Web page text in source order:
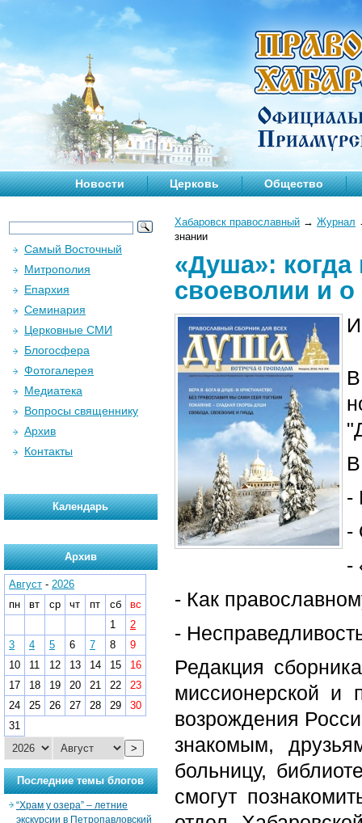
Новости Церковь Общество
Хабаровск православный → Журнал
знании
«Душа»:
своеволии и
-
-
-
- Как
-
Редакция
миссионерской и
возрождения
знакомым,
больницу,
смогут
Самый Восточный
Митрополия
Епархия
Семинария
Церковные СМИ
Блогосфера
Фотогалерея
Медиатека
Вопросы священнику
Архив
Контакты
Календарь
Архив
Август - 2026
пн
вт ср чт пт сб
вс
1
2
3
4 5 6 7 8
9
10
11 12 13 14 15
16
17
18 19 20 21 22
23
24
25 26 27 28 29
30
31
>
Последние темы блогов
“Храм у озера” – летние
экскурсии в Петропавловский